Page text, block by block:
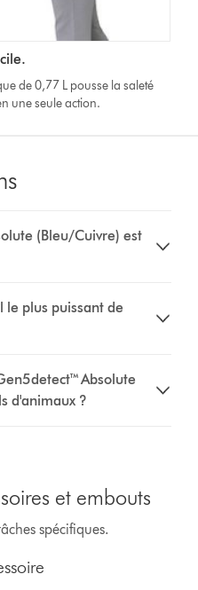
de 0,77 L pousse la saleté
une seule action.
(Bleu/Cuivre) est
plus puissant de
Absolute
d'animaux ?
et embouts
spécifiques.